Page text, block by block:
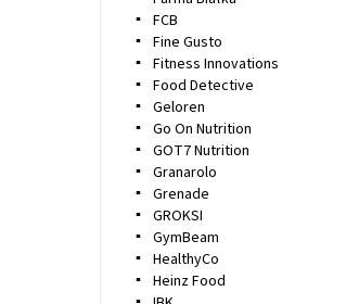
FCB
Fine Gusto
Fitness Innovations
Food Detective
Geloren
Go On Nutrition
GOT7 Nutrition
Granarolo
Grenade
GROKSI
GymBeam
HealthyCo
Heinz Food